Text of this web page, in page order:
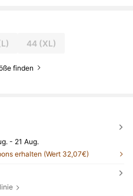
44(XL)
finden
- 21 Aug.
erhalten (Wert 32,07€)